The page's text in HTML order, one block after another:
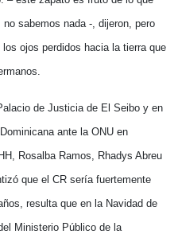
sabemos nada -, dijeron, pero
ojos perdidos hacia la tierra que
de Justicia de El Seibo y en
ante la ONU en
Rosalba Ramos, Rhadys Abreu
que el CR sería fuertemente
resulta que en la Navidad de
Ministerio Público de la